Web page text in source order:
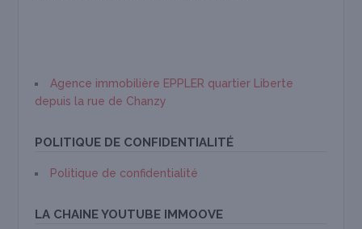
Agence immobilière EPPLER quartier Liberte
depuis la rue de Chanzy
POLITIQUE DE CONFIDENTIALITÉ
Politique de confidentialité
LA CHAINE YOUTUBE IMMOOVE